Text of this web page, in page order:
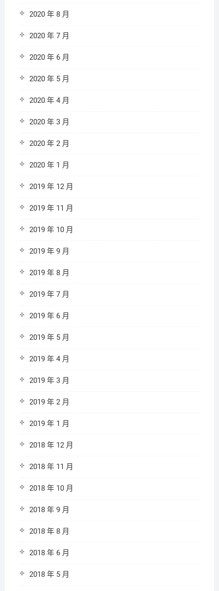
2020 年 8 月
2020 年 7 月
2020 年 6 月
2020 年 5 月
2020 年 4 月
2020 年 3 月
2020 年 2 月
2020 年 1 月
2019 年 12 月
2019 年 11 月
2019 年 10 月
2019 年 9 月
2019 年 8 月
2019 年 7 月
2019 年 6 月
2019 年 5 月
2019 年 4 月
2019 年 3 月
2019 年 2 月
2019 年 1 月
2018 年 12 月
2018 年 11 月
2018 年 10 月
2018 年 9 月
2018 年 8 月
2018 年 6 月
2018 年 5 月